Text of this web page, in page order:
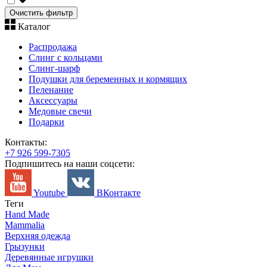
Очистить фильтр
Каталог
Распродажа
Слинг с кольцами
Слинг-шарф
Подушки для беременных и кормящих
Пеленание
Аксессуары
Медовые свечи
Подарки
Контакты:
+7 926 599-7305
Подпишитесь на наши соцсети:
Youtube
ВКонтакте
Теги
Hand Made
Mammalia
Верхняя одежда
Грызунки
Деревянные игрушки